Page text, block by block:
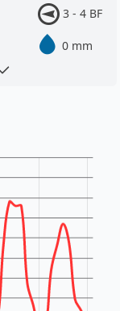
3 - 4 BF
0 mm